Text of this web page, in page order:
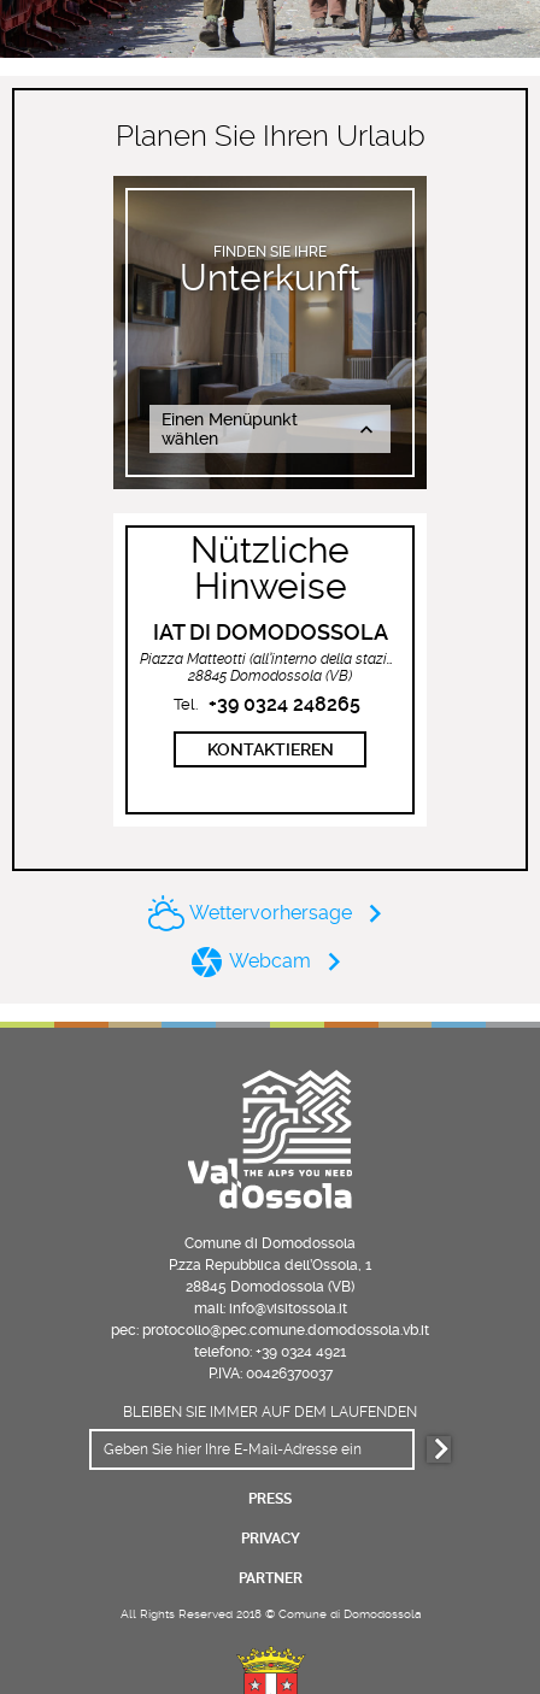
Planen Sie Ihren Urlaub
FINDEN SIE IHRE
Unterkunft
Einen Menüpunkt
wählen
Nützliche
Hinweise
IAT DI DOMODOSSOLA
28845 Domodossola (VB)
Tel. +39 0324 248265
KONTAKTIEREN
Wettervorhersage
Webcam
Comune di Domodossola
P.zza Repubblica dell’Ossola, 1
28845 Domodossola (VB)
mail: info@visitossola.it
pec: protocollo@pec.comune.domodossola.vb.it
telefono: +39 0324 4921
P.IVA: 00426370037
BLEIBEN SIE IMMER AUF DEM LAUFENDEN
PRESS
PRIVACY
PARTNER
All Rights Reserved 2018 © Comune di Domodossola